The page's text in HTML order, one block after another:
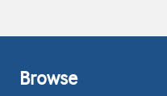
Browse